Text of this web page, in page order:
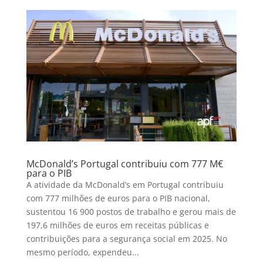
McDonald’s Portugal contribuiu com 777 M€
para o PIB
A atividade da McDonald’s em Portugal contribuiu
com 777 milhões de euros para o PIB nacional,
sustentou 16 900 postos de trabalho e gerou mais de
197,6 milhões de euros em receitas públicas e
contribuições para a segurança social em 2025. No
mesmo período, expendeu...